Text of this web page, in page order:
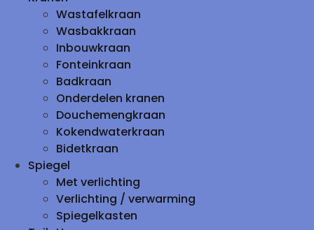
Wastafelkraan
Wasbakkraan
Inbouwkraan
Fonteinkraan
Badkraan
Onderdelen kranen
Douchemengkraan
Kokendwaterkraan
Bidetkraan
Spiegel
Met verlichting
Verlichting / verwarming
Spiegelkasten